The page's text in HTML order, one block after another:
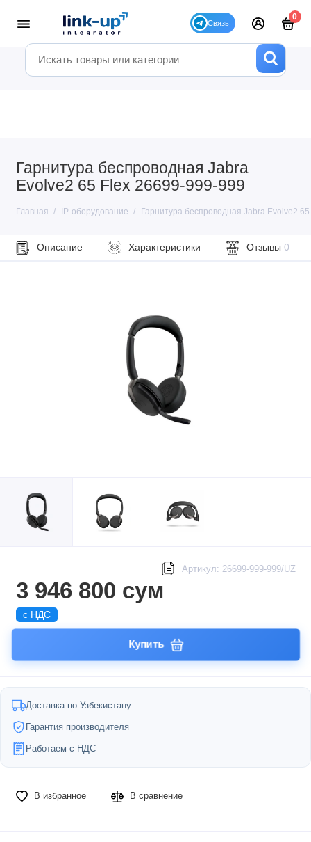
0
Гарнитура беспроводная Jabra
Evolve2 65 Flex 26699-999-999
Главная IP-оборудование Гарнитура беспроводная Jabra Evolve2
Описание Характеристики Отзывы 0
Артикул: 26699-999-999/UZ
3 946 800 сум
с НДС
Купить
Доставка по Узбекистану
Гарантия производителя
Работаем с НДС
В избранное В сравнение